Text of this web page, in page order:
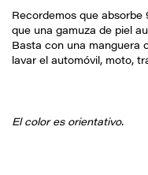
Recordemos que absorbe
que una gamuza de piel
Basta con una manguera
lavar el automóvil, moto,
El color es orientativo.